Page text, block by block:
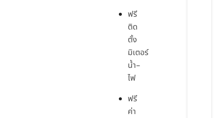
ฟรี
ติด
ตั้ง
มิเตอร์
น้ำ–
ไฟ
ฟรี
ค่า